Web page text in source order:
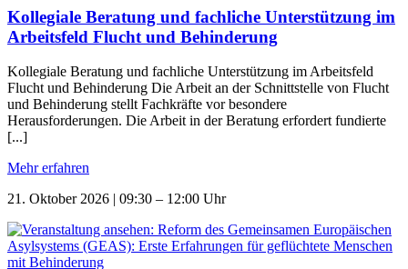
Kollegiale Beratung und fachliche Unterstützung im
Arbeitsfeld Flucht und Behinderung
Kollegiale Beratung und fachliche Unterstützung im Arbeitsfeld
Flucht und Behinderung Die Arbeit an der Schnittstelle von Flucht
und Behinderung stellt Fachkräfte vor besondere
Herausforderungen. Die Arbeit in der Beratung erfordert fundierte
[...]
Mehr erfahren
21. Oktober 2026 | 09:30 – 12:00 Uhr